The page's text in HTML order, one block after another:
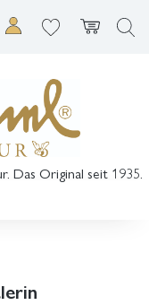
Das Original seit 1935.